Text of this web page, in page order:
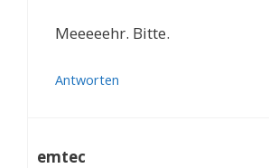
Meeeeehr. Bitte.
Antworten
emtec